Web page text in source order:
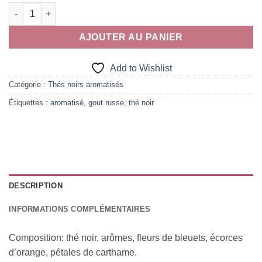
quantité de Sissi Impératrice
AJOUTER AU PANIER
Add to Wishlist
Catégorie : Thés noirs aromatisés
Étiquettes : aromatisé gout russe thé noir
DESCRIPTION
INFORMATIONS COMPLÉMENTAIRES
Composition: thé noir, arômes, fleurs de bleuets, écorces
d’orange, pétales de carthame.